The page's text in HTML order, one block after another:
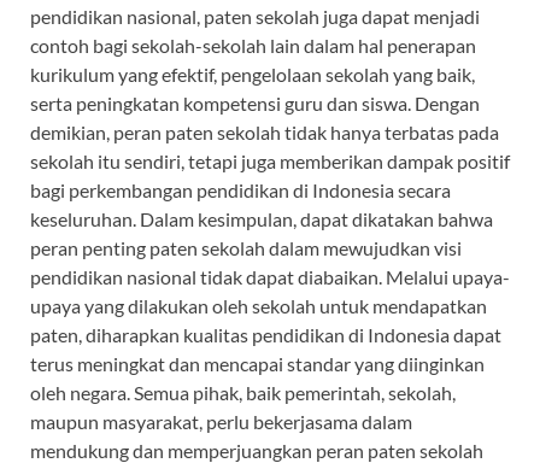
pendidikan nasional, paten sekolah juga dapat menjadi
contoh bagi sekolah-sekolah lain dalam hal penerapan
kurikulum yang efektif, pengelolaan sekolah yang baik,
serta peningkatan kompetensi guru dan siswa. Dengan
demikian, peran paten sekolah tidak hanya terbatas pada
sekolah itu sendiri, tetapi juga memberikan dampak positif
bagi perkembangan pendidikan di Indonesia secara
keseluruhan. Dalam kesimpulan, dapat dikatakan bahwa
peran penting paten sekolah dalam mewujudkan visi
pendidikan nasional tidak dapat diabaikan. Melalui upaya-
upaya yang dilakukan oleh sekolah untuk mendapatkan
paten, diharapkan kualitas pendidikan di Indonesia dapat
terus meningkat dan mencapai standar yang diinginkan
oleh negara. Semua pihak, baik pemerintah, sekolah,
maupun masyarakat, perlu bekerjasama dalam
mendukung dan memperjuangkan peran paten sekolah